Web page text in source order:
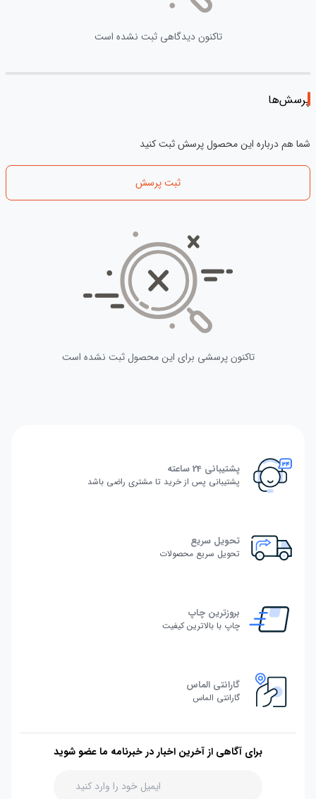
تاکنون دیدگاهی ثبت نشده است
پرسش‌ها
شما هم درباره این محصول پرسش ثبت کنید
ثبت پرسش
تاکنون پرسشی برای این محصول ثبت نشده است
پشتیبانی 24 ساعته
پشتیبانی پس از خرید تا مشتری راضی باشد
تحویل سریع
تحویل سریع محصولات
بروزترین چاپ
چاپ با بالاترین کیفیت
گارانتی الماس
گارانتی الماس
برای آگاهی از آخرین اخبار در خبرنامه ما عضو شوید